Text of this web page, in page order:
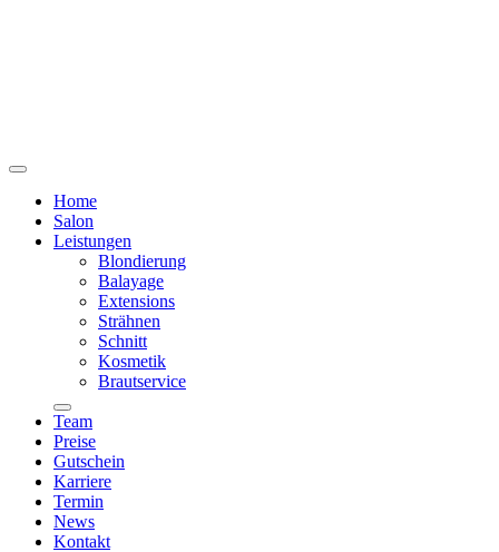
Home
Salon
Leistungen
Blondierung
Balayage
Extensions
Strähnen
Schnitt
Kosmetik
Brautservice
Team
Preise
Gutschein
Karriere
Termin
News
Kontakt